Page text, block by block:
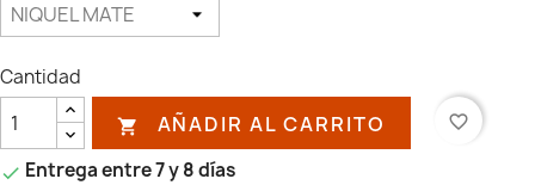
Cantidad
 AÑADIR AL CARRITO favorite_border
 Entrega entre 7 y 8 días